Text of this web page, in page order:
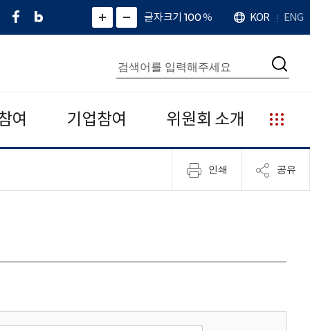
페
네
그
)
화
면
면
소
확
대
치
글자크기 100%
언
어
KOR ENG
통
합
검
색
검
여 기업참여 위원회 소개
누
리
집
안
인쇄 공유